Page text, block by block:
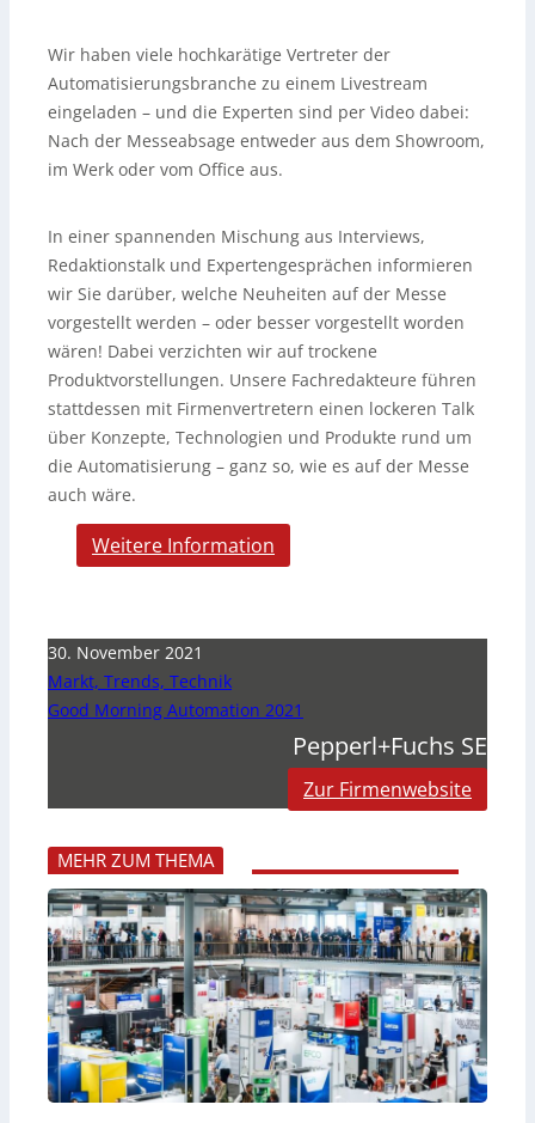
Wir haben viele hochkarätige Vertreter der
Automatisierungsbranche zu einem Livestream
eingeladen – und die Experten sind per Video dabei:
Nach der Messeabsage entweder aus dem Showroom,
im Werk oder vom Office aus.
In einer spannenden Mischung aus Interviews,
Redaktionstalk und Expertengesprächen informieren
wir Sie darüber, welche Neuheiten auf der Messe
vorgestellt werden – oder besser vorgestellt worden
wären! Dabei verzichten wir auf trockene
Produktvorstellungen. Unsere Fachredakteure führen
stattdessen mit Firmenvertretern einen lockeren Talk
über Konzepte, Technologien und Produkte rund um
die Automatisierung – ganz so, wie es auf der Messe
auch wäre.
Weitere Information
30. November 2021
Markt, Trends, Technik
Good Morning Automation 2021
Pepperl+Fuchs SE
Zur Firmenwebsite
MEHR ZUM THEMA